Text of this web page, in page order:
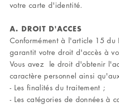
votre carte d'identité.
A. DROIT D'ACCES
Conformément à l'article 15 du
garantit votre droit d'accès à
Vous avez le droit d'obtenir
caractère personnel ainsi
- Les finalités du traitement ;
- Les catégories de données à